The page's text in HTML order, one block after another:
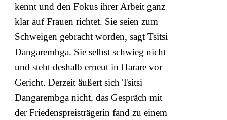
kennt und den Fokus ihrer Arbeit ganz
klar auf Frauen richtet. Sie seien zum
Schweigen gebracht worden, sagt Tsitsi
Dangarembga. Sie selbst schwieg nicht
und steht deshalb erneut in Harare vor
Gericht. Derzeit äußert sich Tsitsi
Dangarembga nicht, das Gespräch mit
der Friedenspreisträgerin fand zu einem